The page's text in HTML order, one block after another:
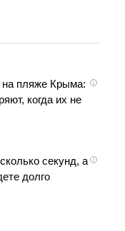
i
пляже Крыма:
когда их не
i
секунд, а
долго